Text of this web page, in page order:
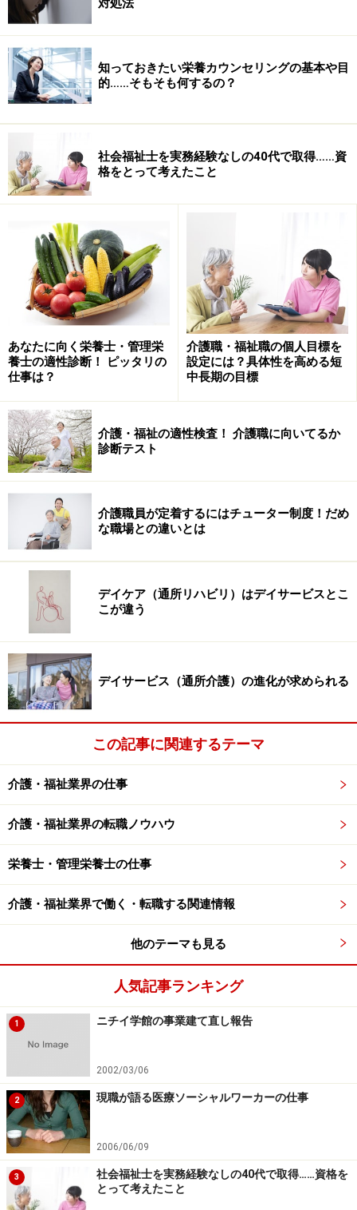
知っておきたい栄養カウンセリングの基本や目
的……そもそも何するの？
社会福祉士を実務経験なしの40代で取得……資
格をとって考えたこと
あなたに向く栄養士・管理栄
養士の適性診断！ ピッタリの
仕事は？
介護職・福祉職の個人目標を
設定には？具体性を高める短
中長期の目標
介護・福祉の適性検査！ 介護職に向いてるか
診断テスト
介護職員が定着するにはチューター制度！だめ
な職場との違いとは
デイケア（通所リハビリ）はデイサービスとこ
こが違う
デイサービス（通所介護）の進化が求められる
この記事に関連するテーマ
介護・福祉業界の仕事
介護・福祉業界の転職ノウハウ
栄養士・管理栄養士の仕事
介護・福祉業界で働く・転職する関連情報
他のテーマも見る
人気記事ランキング
1 ニチイ学館の事業建て直し報告
2002/03/06
2 現職が語る医療ソーシャルワーカーの仕事
2006/06/09
3
社会福祉士を実務経験なしの40代で取得……資格を
とって考えたこと